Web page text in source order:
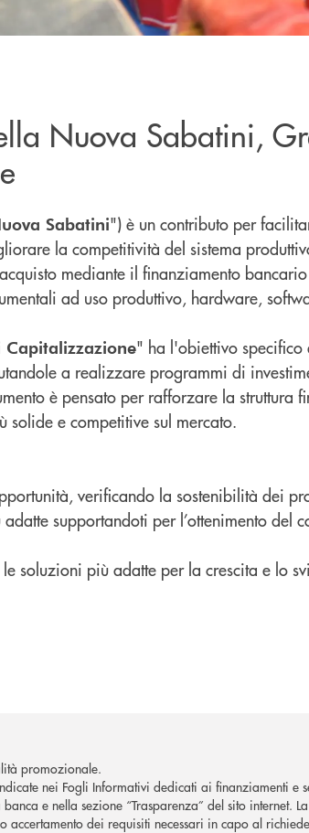
Nuova Sabatini,
Sabatini") è un contributo per
la competitività del sistema
mediante il finanziamento
ad uso produttivo, hardware,
" ha l'obiettivo
a realizzare programmi di
è pensato per rafforzare la struttura
solide e competitive sul mercato.
verificando la sostenibilità dei
supportandoti per l’ottenimento del
soluzioni più adatte per la crescita e lo
promozionale.
nei Fogli Informativi dedicati ai finanziamenti e
e nella sezione “Trasparenza” del sito internet.
dei requisiti necessari in capo al